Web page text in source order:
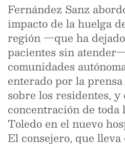
Fernández Sanz
impacto de la huelga
región —que ha
pacientes sin
comunidades
enterado por la
sobre los residentes,
concentración de toda
Toledo en el nuevo
El consejero, que